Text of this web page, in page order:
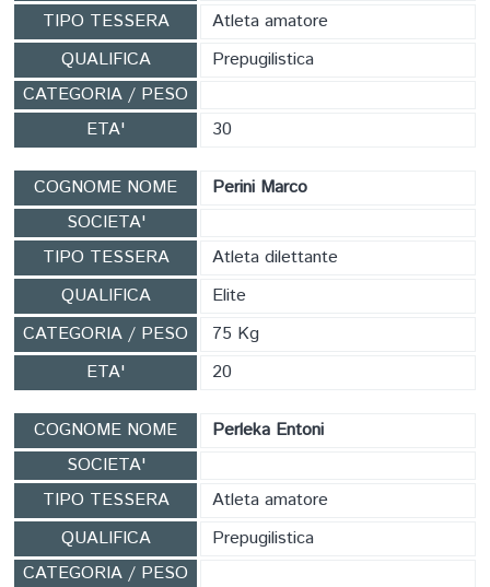
TIPO TESSERA
Atleta amatore
QUALIFICA
Prepugilistica
CATEGORIA / PESO
ETA'
30
COGNOME NOME
Perini Marco
SOCIETA'
TIPO TESSERA
Atleta dilettante
QUALIFICA
Elite
CATEGORIA / PESO
75 Kg
ETA'
20
COGNOME NOME
Perleka Entoni
SOCIETA'
TIPO TESSERA
Atleta amatore
QUALIFICA
Prepugilistica
CATEGORIA / PESO